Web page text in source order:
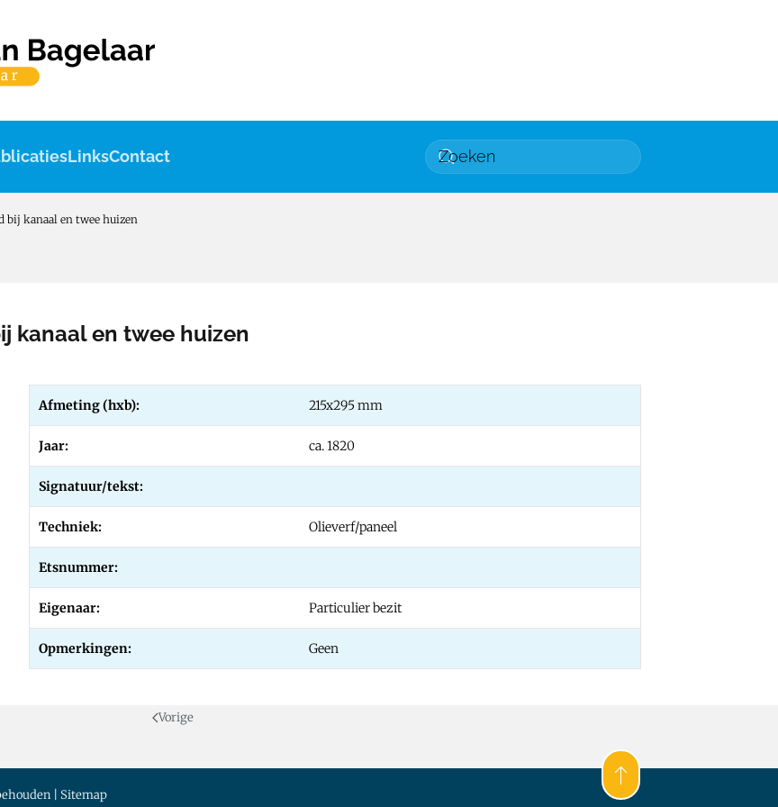
LinksContact
bij kanaal en twee huizen
kanaal en twee huizen
Afmeting (hxb): 215x295 mm
Jaar: ca. 1820
Signatuur/tekst:
Techniek: Olieverf/paneel
Etsnummer:
Eigenaar: Particulier bezit
Opmerkingen: Geen
Vorige
| Sitemap